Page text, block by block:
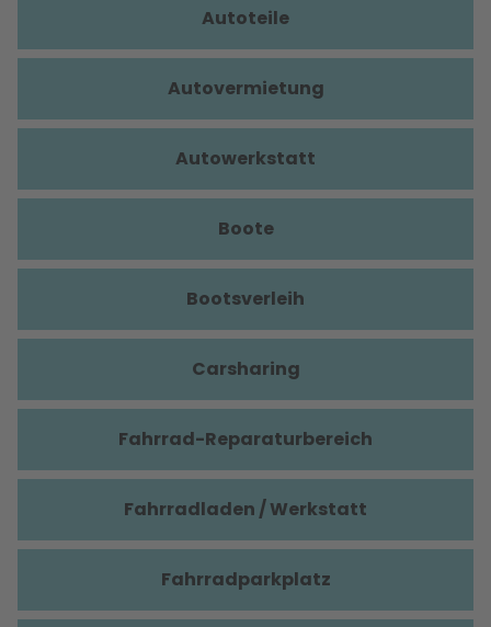
Autoteile
Autovermietung
Autowerkstatt
Boote
Bootsverleih
Carsharing
Fahrrad-Reparaturbereich
Fahrradladen / Werkstatt
Fahrradparkplatz